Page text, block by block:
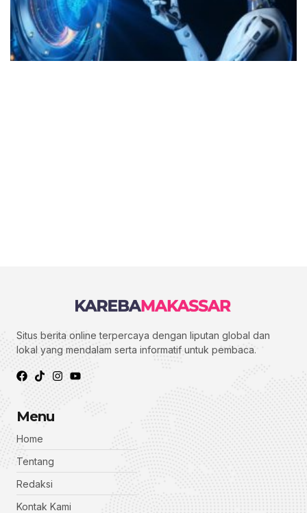
Situs berita online terpercaya dengan liputan global dan
lokal yang mendalam serta informatif untuk pembaca.
Menu
Home
Tentang
Redaksi
Kontak Kami